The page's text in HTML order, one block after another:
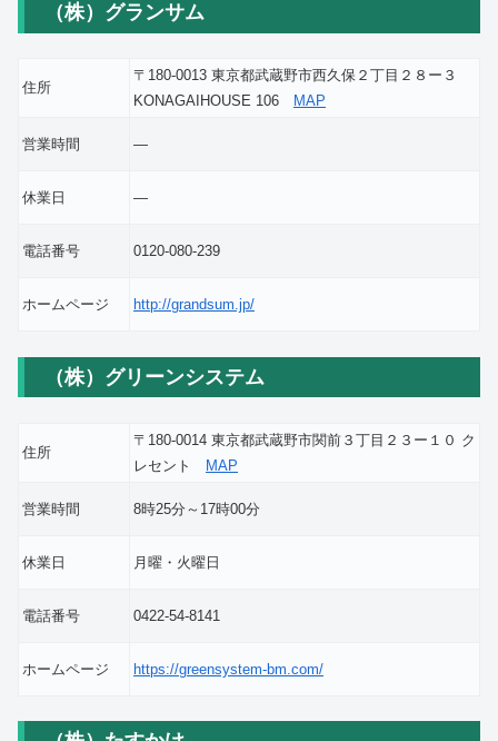
（株）グランサム
住所
〒180-0013 東京都武蔵野市西久保２丁目２８ー３
KONAGAIHOUSE 106
MAP
営業時間 ―
休業日 ―
電話番号 0120-080-239
ホームページ http://grandsum.jp/
（株）グリーンシステム
住所
〒180-0014 東京都武蔵野市関前３丁目２３ー１０ ク
レセント
MAP
営業時間 8時25分～17時00分
休業日 月曜・火曜日
電話番号 0422-54-8141
ホームページ https://greensystem-bm.com/